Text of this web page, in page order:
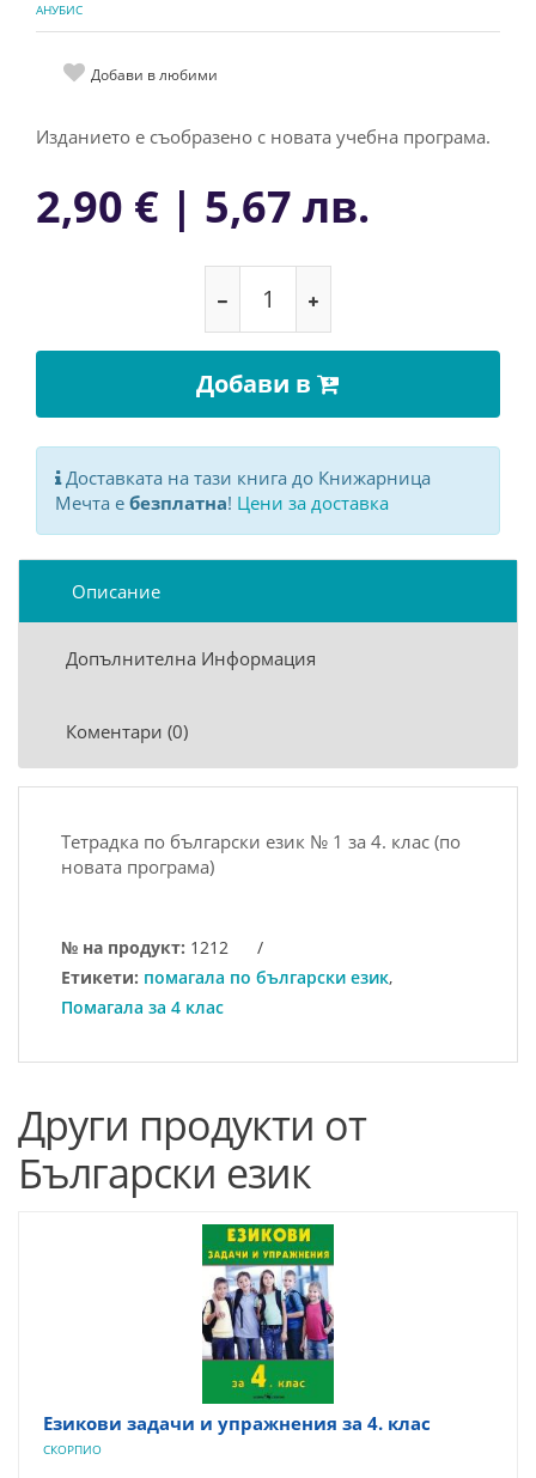
АНУБИС
Добави в любими
Изданието е съобразено с новата учебна програма.
2,90 € | 5,67 лв.
Добави в
Доставката на тази книга до Книжарница
Мечта е безплатна! Цени за доставка
Описание
Допълнителна Информация
Коментари (0)
Тетрадка по български език № 1 за 4. клас (по
новата програма)
№ на продукт: 1212
/
Етикети: помагала по български език,
Помагала за 4 клас
Други продукти от
Български език
Езикови задачи и упражнения за 4. клас
СКОРПИО